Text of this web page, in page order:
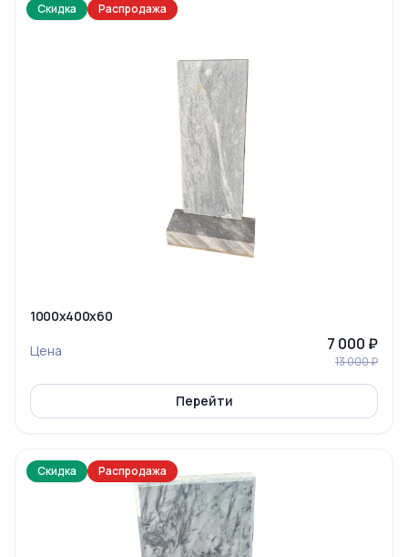
Скидка Распродажа
1000x400x60
Цена
7 000 ₽
13 000 ₽
Перейти
Скидка Распродажа